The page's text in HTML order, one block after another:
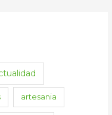
artesania